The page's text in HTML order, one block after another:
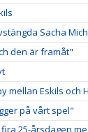
Sacha
den är framåt"
mellan Eskils och
på vårt spel"
25-årsdagen